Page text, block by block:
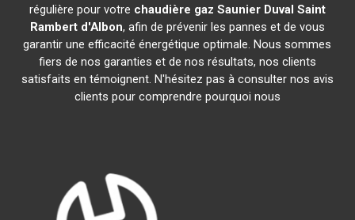
régulière pour votre chaudière gaz Saunier Duval Saint
Rambert d'Albon, afin de prévenir les pannes et de vous
garantir une efficacité énergétique optimale. Nous sommes
fiers de nos garanties et de nos résultats, nos clients
satisfaits en témoignent. N'hésitez pas à consulter nos avis
clients pour comprendre pourquoi nous